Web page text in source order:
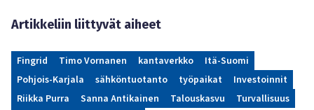
Artikkeliin liittyvät aiheet
Fingrid Timo Vornanen kantaverkko
Itä-Suomi
Pohjois-Karjala
sähköntuotanto työpaikat
Investoinnit
Riikka Purra
Sanna Antikainen Talouskasvu
Turvallisuus